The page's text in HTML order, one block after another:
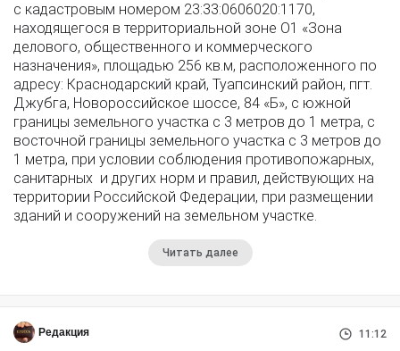
с кадастровым номером 23:33:0606020:1170,
находящегося в территориальной зоне О1 «Зона
делового, общественного и коммерческого
назначения», площадью 256 кв.м, расположенного по
адресу: Краснодарский край, Туапсинский район, пгт.
Джубга, Новороссийское шоссе, 84 «Б», с южной
границы земельного участка с 3 метров до 1 метра, с
восточной границы земельного участка с 3 метров до
1 метра, при условии соблюдения противопожарных,
санитарных и других норм и правил, действующих на
территории Российской Федерации, при размещении
зданий и сооружений на земельном участке.
Читать далее
Редакция 11:12